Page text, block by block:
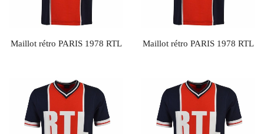
Maillot rétro PARIS 1978 RTL Maillot rétro PARIS 1978 RTL